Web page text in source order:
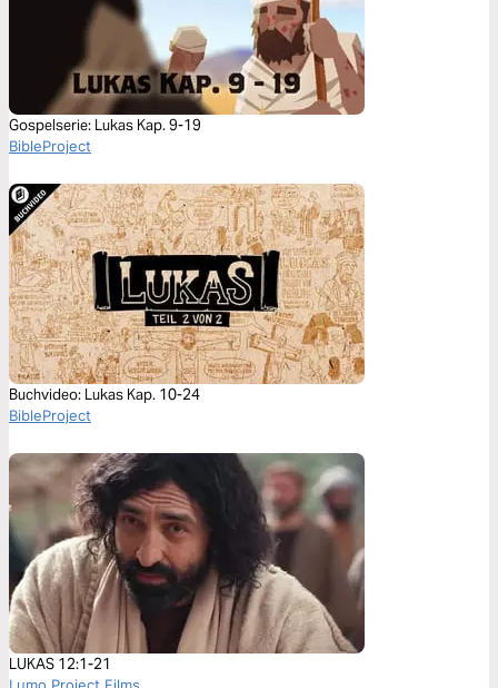
Gospelserie: Lukas Kap. 9-19
BibleProject
Buchvideo: Lukas Kap. 10-24
BibleProject
LUKAS 12:1-21